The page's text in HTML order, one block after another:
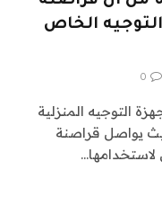
الخاص
0
التوجيه المنزلية
يواصل قراصنة
لاستخدامها…